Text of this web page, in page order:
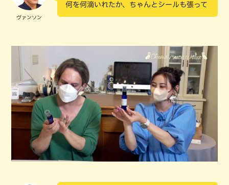
ヴァンソン
何を何滴いれたか、ちゃんとシールも張って